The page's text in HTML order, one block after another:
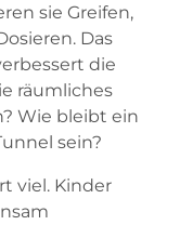
sie Greifen,
Das
die
räumliches
Wie bleibt ein
sein?
viel. Kinder